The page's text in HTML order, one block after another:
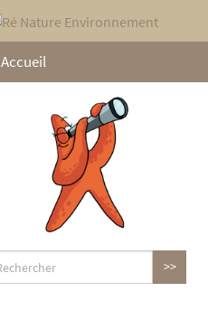
Accueil